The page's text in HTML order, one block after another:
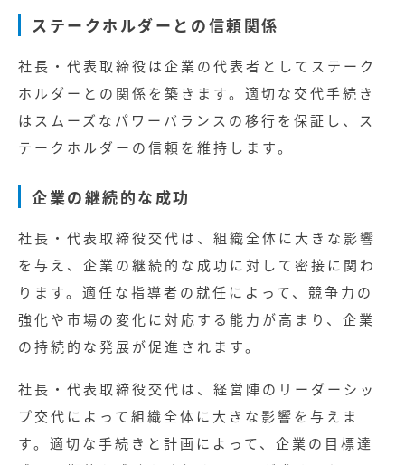
ステークホルダーとの信頼関係
社長・代表取締役は企業の代表者としてステーク
ホルダーとの関係を築きます。適切な交代手続き
はスムーズなパワーバランスの移行を保証し、ス
テークホルダーの信頼を維持します。
企業の継続的な成功
社長・代表取締役交代は、組織全体に大きな影響
を与え、企業の継続的な成功に対して密接に関わ
ります。適任な指導者の就任によって、競争力の
強化や市場の変化に対応する能力が高まり、企業
の持続的な発展が促進されます。
社長・代表取締役交代は、経営陣のリーダーシッ
プ交代によって組織全体に大きな影響を与えま
す。適切な手続きと計画によって、企業の目標達